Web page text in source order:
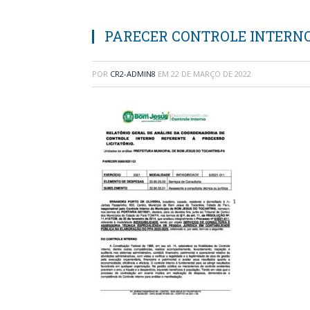
PARECER CONTROLE
POR CR2-ADMIN8 EM 22 DE MARÇO DE 2022